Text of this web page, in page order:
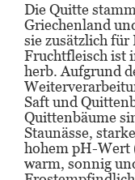
Die Quitte
Griechenland
sie zusätzlich für
Fruchtfleisch ist
herb. Aufgrund
Saft und
Quittenbäume
Staunässe,
hohem pH-Wert
warm, sonnig